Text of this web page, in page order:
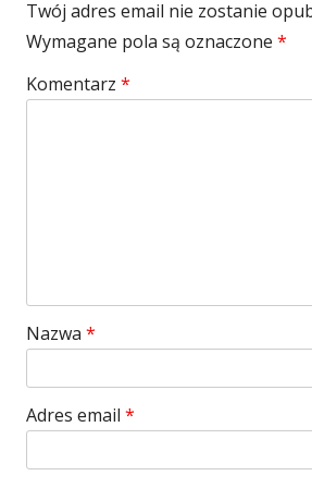
Twój adres email nie zostanie
Wymagane pola są oznaczone *
Komentarz *
Nazwa *
Adres email *